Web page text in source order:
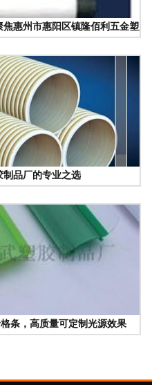
惠州市惠阳区镇隆佰利五金塑
品厂的专业之选
条，高质量可定制光源效果